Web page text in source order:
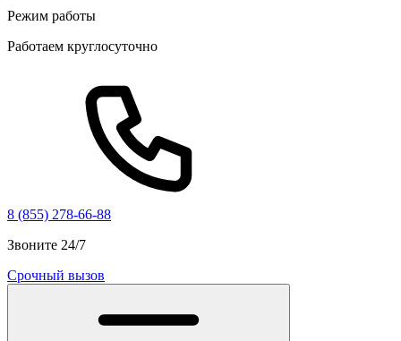
Режим работы
Работаем круглосуточно
8 (855) 278-66-88
Звоните 24/7
Срочный вызов